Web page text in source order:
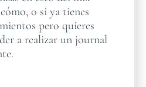
o si ya tienes
pero quieres
a realizar un journal